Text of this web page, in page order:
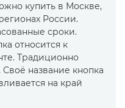
купить в Москве,
России.
сроки.
относится к
Традиционно
название кнопка
на край